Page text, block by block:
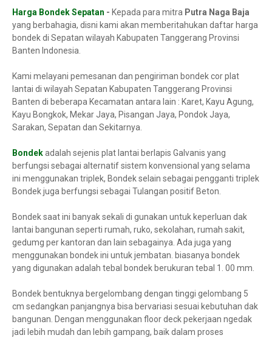
Harga Bondek Sepatan - Kepada para mitra Putra Naga Baja
yang berbahagia, disni kami akan memberitahukan daftar harga
bondek di Sepatan wilayah Kabupaten Tanggerang Provinsi
Banten Indonesia.
Kami melayani pemesanan dan pengiriman bondek cor plat
lantai di wilayah Sepatan Kabupaten Tanggerang Provinsi
Banten di beberapa Kecamatan antara lain : Karet, Kayu Agung,
Kayu Bongkok, Mekar Jaya, Pisangan Jaya, Pondok Jaya,
Sarakan, Sepatan dan Sekitarnya.
Bondekadalah sejenis plat lantai berlapis Galvanis yang
berfungsi sebagai alternatif sistem konvensional yang selama
ini menggunakan triplek, Bondek selain sebagai pengganti triplek
Bondek juga berfungsi sebagai Tulangan positif Beton.
Bondek saat ini banyak sekali di gunakan untuk keperluan dak
lantai bangunan seperti rumah, ruko, sekolahan, rumah sakit,
gedumg per kantoran dan lain sebagainya. Ada juga yang
menggunakan bondek ini untuk jembatan. biasanya bondek
yang digunakan adalah tebal bondek berukuran tebal 1. 00 mm.
Bondek bentuknya bergelombang dengan tinggi gelombang 5
cm sedangkan panjangnya bisa bervariasi sesuai kebutuhan dak
bangunan. Dengan menggunakan floor deck pekerjaan ngedak
jadi lebih mudah dan lebih gampang, baik dalam proses